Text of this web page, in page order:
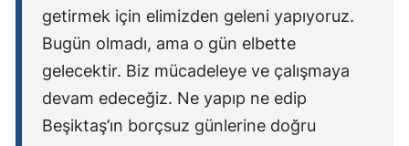
getirmek için elimizden geleni yapıyoruz.
Bugün olmadı, ama o gün elbette
gelecektir. Biz mücadeleye ve çalışmaya
devam edeceğiz. Ne yapıp ne edip
Beşiktaş’ın borçsuz günlerine doğru